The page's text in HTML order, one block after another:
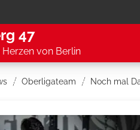
47
von Berlin
Oberligateam Noch mal